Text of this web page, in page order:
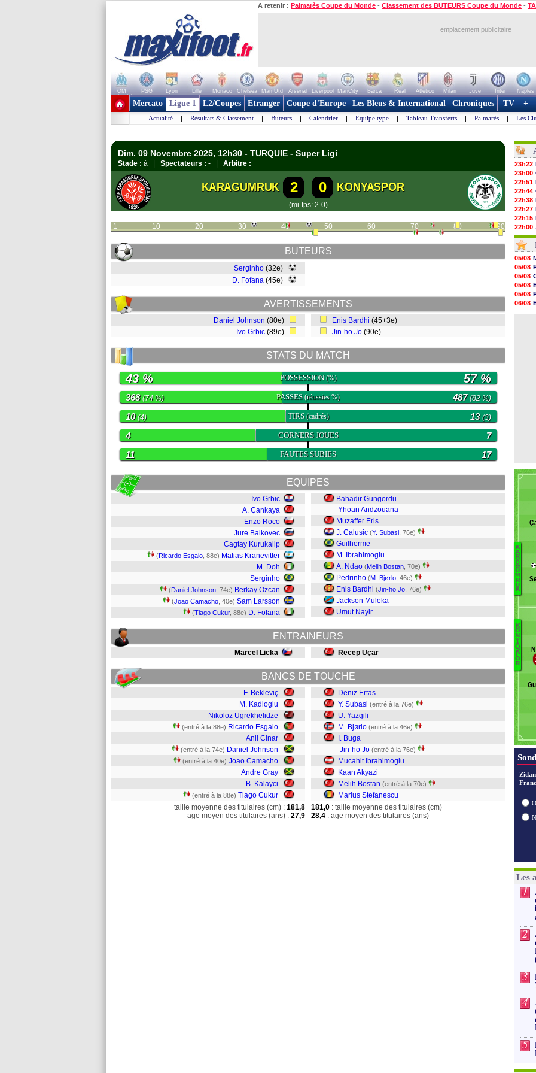
A retenir : Palmarès Coupe du Monde - Classement des BUTEURS Coupe du Monde -
emplacement publicitaire
OM PSG Lyon Lille Monaco Chelsea Man Utd Arsenal Liverpool ManCity Barca Real Atletico Milan Juve Inter Naples
+ de clubs
Mercato Ligue 1 L2/Coupes Etranger Coupe d'Europe Les Bleus & International Chroniques TV +
Actualité | Résultats & Classement | Buteurs | Calendrier | Equipe type | Tableau Transferts | Palmarès | Les
Dim. 09 Novembre 2025, 12h30 - TURQUIE - Super Ligi
Stade : à | Spectateurs : - | Arbitre :
KARAGUMRUK 2 0 KONYASPOR
(mi-tps: 2-0)
1 10 20 30 40 50 60 70 80 90
BUTEURS
Serginho (32e)
D. Fofana (45e)
AVERTISSEMENTS
Daniel Johnson (80e)
Ivo Grbic (89e)
Enis Bardhi (45+3e)
Jin-ho Jo (90e)
STATS DU MATCH
POSSESSION(%)
43 % 57 %
PASSES(réussies %)
368(74 %) 487(82 %)
TIRS(cadrés)
10(4) 13(3)
CORNERS JOUES
4 7
FAUTES SUBIES
11 17
EQUIPES
Ivo Grbic
A. Çankaya
Enzo Roco
Jure Balkovec
Cagtay Kurukalip
(Ricardo Esgaio , 88e) Matias Kranevitter
M. Doh
Serginho
(Daniel Johnson , 74e) Berkay Ozcan
(Joao Camacho , 40e) Sam Larsson
(Tiago Cukur, 88e) D. Fofana
Bahadir Gungordu
Yhoan Andzouana
Muzaffer Eris
J. Calusic (Y. Subasi , 76e)
Guilherme
M. Ibrahimoglu
A. Ndao (Melih Bostan , 70e)
Pedrinho (M. Bjørlo , 46e)
Enis Bardhi (Jin-ho Jo , 76e)
Jackson Muleka
Umut Nayir
ENTRAINEURS
Marcel Licka Recep Uçar
BANCS DE TOUCHE
F. Bekleviç
M. Kadioglu
Nikoloz Ugrekhelidze
(entré à la 88e) Ricardo Esgaio
Anil Cinar
(entré à la 74e) Daniel Johnson
(entré à la 40e) Joao Camacho
Andre Gray
B. Kalayci
(entré à la 88e) Tiago Cukur
Deniz Ertas
Y. Subasi (entré à la 76e)
U. Yazgili
M. Bjørlo (entré à la 46e)
I. Buga
Jin-ho Jo (entré à la 76e)
Mucahit Ibrahimoglu
Kaan Akyazi
Melih Bostan (entré à la 70e)
Marius Stefanescu
taille moyenne des titulaires (cm) : 181,8
age moyen des titulaires (ans) : 27,9
181,0 : taille moyenne des titulaires (cm)
28,4 : age moyen des titulaires (ans)
23h22
23h00
22h51
22h44
22h38
22h27
22h15
22h00
21h48
21h39
21h26
21h05
20h47
20h30
20h18
20h04
19h47
05/08
05/08
05/08
05/08
05/08
06/08
K
A
R
A
G
U
M
R
U
K
Jo
K
O
N
Y
A
S
P
O
R
Les
1
2
3
4
5